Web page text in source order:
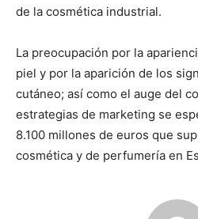
de la cosmética industrial.
La preocupación por la
piel y por la aparición de los
cutáneo; así como el auge del
estrategias de marketing se
8.100 millones de euros que
cosmética y de perfumería en